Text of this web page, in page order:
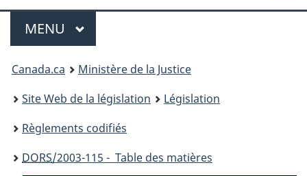
Menu
MENU PRINCIPAL
You
are
here:
Canada.ca
Ministère de la Justice
Site Web de la législation
Législation
Règlements codifiés
DORS/2003-115 - Table des matières